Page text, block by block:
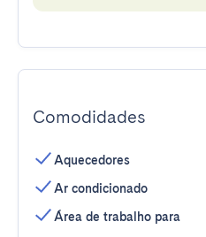
Comodidades
Aquecedores
Ar condicionado
Área de trabalho para